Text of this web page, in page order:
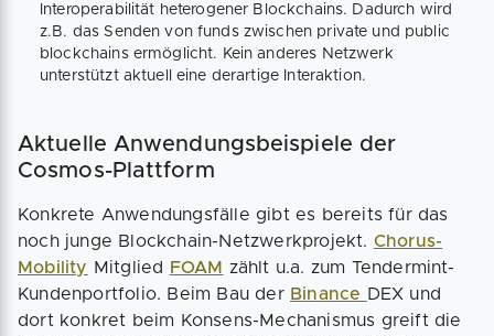
Interoperabilität heterogener Blockchains. Dadurch wird
z.B. das Senden von funds zwischen private und public
blockchains ermöglicht. Kein anderes Netzwerk
unterstützt aktuell eine derartige Interaktion.
Aktuelle Anwendungsbeispiele der
Cosmos-Plattform
Konkrete Anwendungsfälle gibt es bereits für das
noch junge Blockchain-Netzwerkprojekt. Chorus-
Mobility Mitglied FOAM zählt u.a. zum Tendermint-
Kundenportfolio. Beim Bau der Binance DEX und
dort konkret beim Konsens-Mechanismus greift die